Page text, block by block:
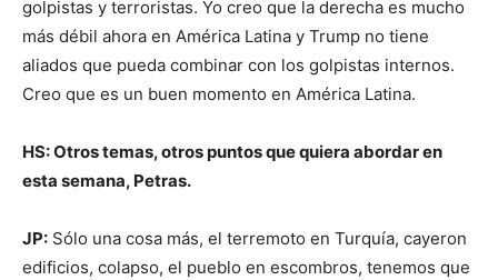
golpistas y terroristas. Yo creo que la derecha es mucho
más débil ahora en América Latina y Trump no tiene
aliados que pueda combinar con los golpistas internos.
Creo que es un buen momento en América Latina.
HS: Otros temas, otros puntos que quiera abordar en
esta semana, Petras.
JP: Sólo una cosa más, el terremoto en Turquía, cayeron
edificios, colapso, el pueblo en escombros, tenemos que